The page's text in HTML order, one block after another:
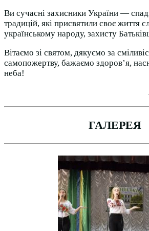
Ви сучасні захисники України —
традицій, які присвятили своє життя
українському народу, захисту
Вітаємо зі святом, дякуємо за
самопожертву, бажаємо здоров’я,
неба!
ГАЛЕРЕЯ